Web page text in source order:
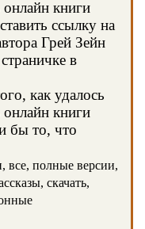
онлайн книги
ссылку на
Грeй Зейн
в
как удалось
онлайн книги
бы то, что
все, полные версии,
скачать,